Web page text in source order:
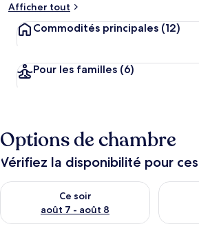
Afficher tout
Commodités principales (12)
Pour les familles (6)
Options de chambre
Vérifiez la disponibilité pour
Ce soir
août 7 - août 8
Vérifier la disponibilité pour ce soir août
Vérifier